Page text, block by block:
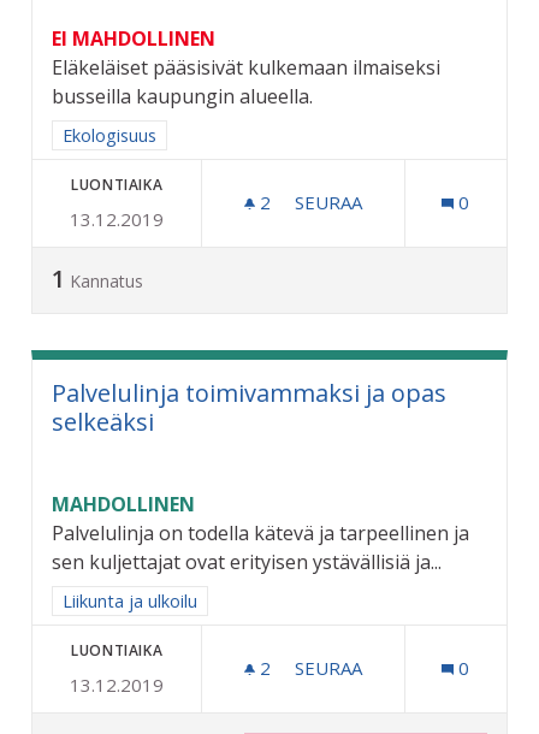
EI MAHDOLLINEN
Eläkeläiset pääsisivät kulkemaan ilmaiseksi
busseilla kaupungin alueella.
Rajaa tulokset aihepiirin mukaan: Ekologisuus
Ekologisuus
LUONTIAIKA
13.12.2019
2 2 SEURAAJAA
SEURAA 0
1 Kannatus
Palvelulinja toimivammaksi ja opas
selkeäksi
MAHDOLLINEN
Palvelulinja on todella kätevä ja tarpeellinen ja
sen kuljettajat ovat erityisen ystävällisiä ja...
Rajaa tulokset aihepiirin mukaan: Liikunta ja ulkoilu
Liikunta ja ulkoilu
LUONTIAIKA
13.12.2019
2 2 SEURAAJAA
SEURAA 0